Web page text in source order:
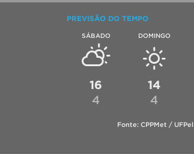
PREVISÃO DO TEMPO
SÁBADO
16
4
DOMINGO
14
4
Fonte: CPPMet / UFPel